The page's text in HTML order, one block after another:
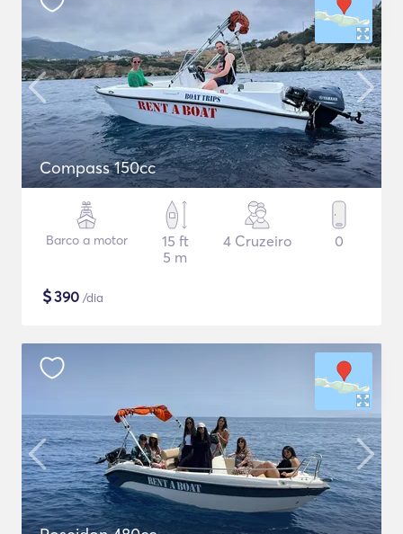
Compass 150cc
Barco a motor
15 ft
5 m
4 Cruzeiro 0
$390 /dia